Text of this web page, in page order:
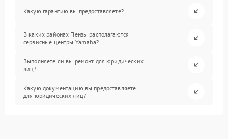
Какую гарантию вы предоставляете?
В каких районах Пензы располагаются
сервисные центры Yamaha?
Выполняете ли вы ремонт для юридических
лиц?
Какую документацию вы предоставляете
для юридических лиц?